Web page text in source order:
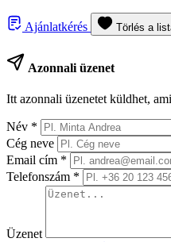
Ajánlatkérés Törlés a
Azonnali üzenet
Itt azonnali üzenetet küldhet,
Név *
Cég neve
Email cím *
Telefonszám *
Üzenet